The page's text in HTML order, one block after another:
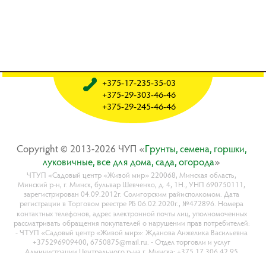
Copyright © 2013-2026 ЧУП «Гpyнты, ceмeнa, гopшки,
лyкoвичныe, вce для дoмa, caдa, oгopoдa»
ЧТУП «Садовый центр «Живой мир» 220068, Минская область,
Минский р-н, г. Минск, бульвар Шевченко, д. 4, 1Н., УНП 690750111,
зарегистрирован 04.09.2012г. Солигорским райисполкомом. Дата
регистрации в Торговом реестре РБ 06.02.2020г., №472896. Номера
контактных телефонов, адрес электронной почты лиц, уполномоченных
рассматривать обращения покупателей о нарушении прав потребителей:
- ЧТУП «Садовый центр «Живой мир»: Жданова Анжелика Васильевна
+375296909400, 6750875@mail.ru. - Отдел торговли и услуг
+375-17-235-35-03
+375-29-303-46-46
+375-29-245-46-46